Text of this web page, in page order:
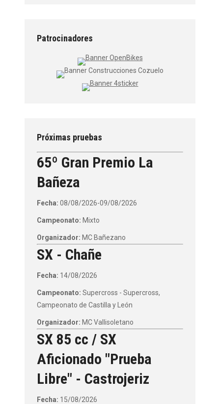
Patrocinadores
Próximas pruebas
65º Gran Premio La
Bañeza
Fecha: 08/08/2026-09/08/2026
Campeonato: Mixto
Organizador: MC Bañezano
SX - Chañe
Fecha: 14/08/2026
Campeonato: Supercross - Supercross,
Campeonato de Castilla y León
Organizador: MC Vallisoletano
SX 85 cc / SX
Aficionado "Prueba
Libre" - Castrojeriz
Fecha: 15/08/2026